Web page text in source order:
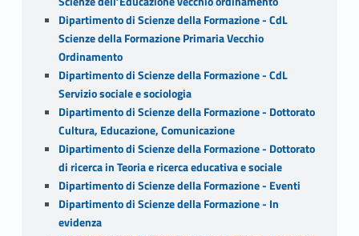
Dipartimento di Scienze della Formazione - CdL
Scienze della Formazione Primaria Vecchio
Ordinamento
Dipartimento di Scienze della Formazione - CdL
Servizio sociale e sociologia
Dipartimento di Scienze della Formazione - Dottorato
Cultura, Educazione, Comunicazione
Dipartimento di Scienze della Formazione - Dottorato
di ricerca in Teoria e ricerca educativa e sociale
Dipartimento di Scienze della Formazione - Eventi
Dipartimento di Scienze della Formazione - In
evidenza